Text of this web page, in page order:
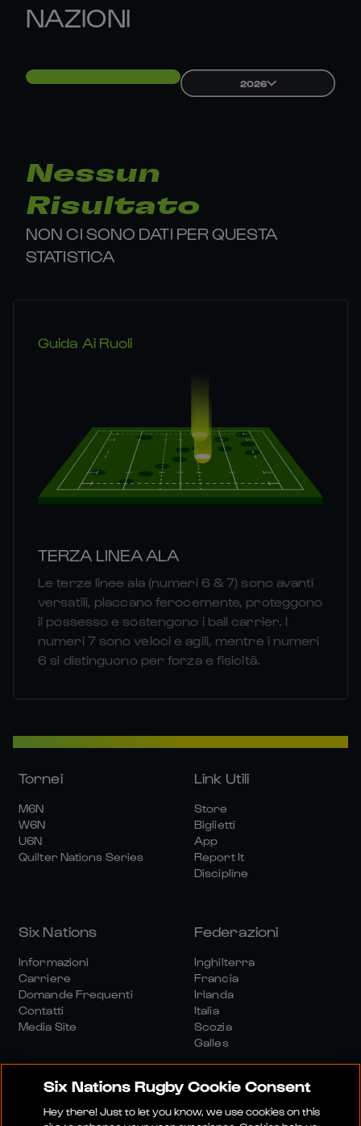
NAZIONI
2026
Nessun
Risultato
NON CI SONO DATI PER QUESTA
STATISTICA
Guida Ai Ruoli
TERZA LINEA ALA
Le terze linee ala (numeri 6 & 7) sono avanti
versatili, placcano ferocemente, proteggono
il possesso e sostengono i ball carrier. I
numeri 7 sono veloci e agili, mentre i numeri
6 si distinguono per forza e fisicità.
Tornei
M6N
W6N
U6N
Quilter Nations Series
Link Utili
Store
Biglietti
App
Report It
Discipline
Six Nations
Informazioni
Carriere
Domande Frequenti
Contatti
Media Site
Federazioni
Inghilterra
Francia
Irlanda
Italia
Scozia
Galles
Six Nations Rugby Cookie Consent
Hey there! Just to let you know, we use cookies on this